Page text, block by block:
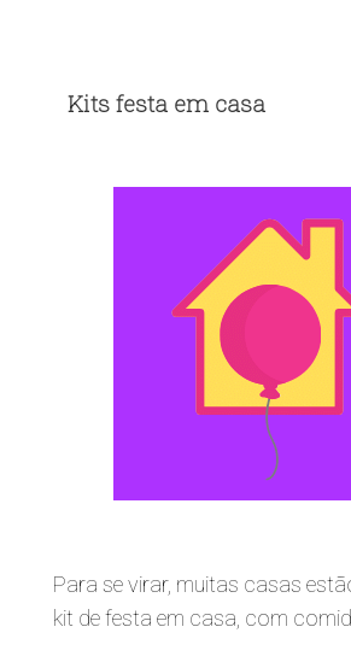
Kits festa em casa
Para se virar, muitas casas
kit de festa em casa, com